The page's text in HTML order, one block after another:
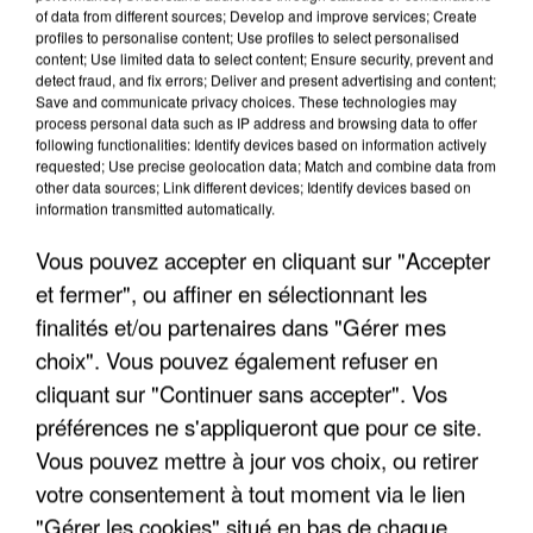
UNE TOURISTE DE L’OISE EMPORTÉE PAR UNE
COULÉE DE BOUE EN HAUTE-SAVOIE
LES DONNÉES DE 300 000 CLIENTS DÉROBÉES À
of data from different sources; Develop and improve services; Create
profiles to personalise content; Use profiles to select personalised
content; Use limited data to select content; Ensure security, prevent and
detect fraud, and fix errors; Deliver and present advertising and content;
Save and communicate privacy choices. These technologies may
process personal data such as IP address and browsing data to offer
following functionalities: Identify devices based on information actively
requested; Use precise geolocation data; Match and combine data from
other data sources; Link different devices; Identify devices based on
information transmitted automatically.
Vous pouvez accepter en cliquant sur "Accepter
et fermer", ou affiner en sélectionnant les
finalités et/ou partenaires dans "Gérer mes
choix". Vous pouvez également refuser en
cliquant sur "Continuer sans accepter". Vos
préférences ne s'appliqueront que pour ce site.
Vous pouvez mettre à jour vos choix, ou retirer
votre consentement à tout moment via le lien
"Gérer les cookies" situé en bas de chaque